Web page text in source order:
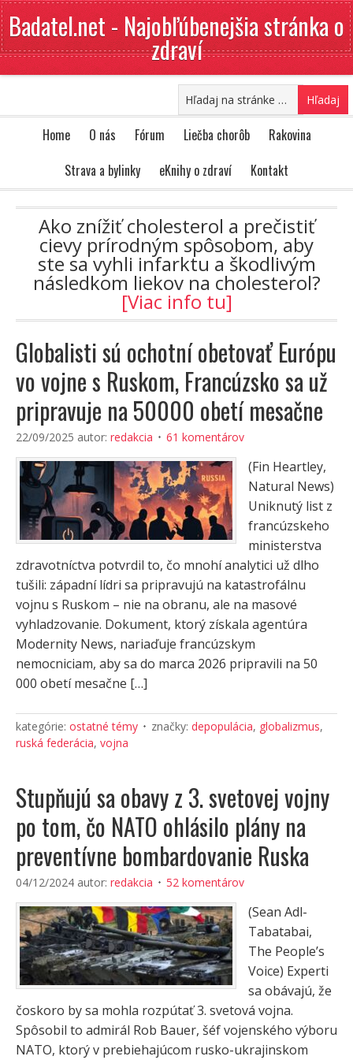
Badatel.net - Najobľúbenejšia stránka o
zdraví
Home O nás Fórum Liečba chorôb
Rakovina
Strava a bylinky
eKnihy o zdraví Kontakt
Ako znížiť cholesterol a prečistiť
cievy prírodným spôsobom, aby
ste sa vyhli infarktu a škodlivým
následkom liekov na cholesterol?
[Viac info tu]
Globalisti sú ochotní obetovať Európu
vo vojne s Ruskom, Francúzsko sa už
pripravuje na 50000 obetí mesačne
22/09/2025 autor: redakcia 61 komentárov
(Fin Heartley,
Natural News)
Uniknutý list z
francúzskeho
ministerstva
zdravotníctva potvrdil to, čo mnohí analytici už dlho
tušili: západní lídri sa pripravujú na katastrofálnu
vojnu s Ruskom – nie na obranu, ale na masové
vyhladzovanie. Dokument, ktorý získala agentúra
Modernity News, nariaďuje francúzskym
nemocniciam, aby sa do marca 2026 pripravili na 50
000 obetí mesačne […]
kategórie: ostatné témy značky: depopulácia, globalizmus,
ruská federácia, vojna
Stupňujú sa obavy z 3. svetovej vojny
po tom, čo NATO ohlásilo plány na
preventívne bombardovanie Ruska
04/12/2024 autor: redakcia 52 komentárov
(Sean Adl-
Tabatabai,
The People’s
Voice) Experti
sa obávajú, že
čoskoro by sa mohla rozpútať 3. svetová vojna.
Spôsobil to admirál Rob Bauer, šéf vojenského výboru
NATO, ktorý v prebiehajúcom rusko-ukrajinskom